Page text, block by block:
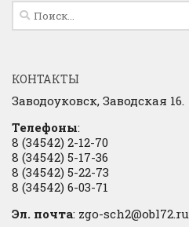
Найти:
КОНТАКТЫ
Заводоуковск, Заводская 16.
Телефоны:
8 (34542) 2-12-70
8 (34542) 5-17-36
8 (34542) 5-22-73
8 (34542) 6-03-71
Эл. почта: zgo-sch2@obl72.ru